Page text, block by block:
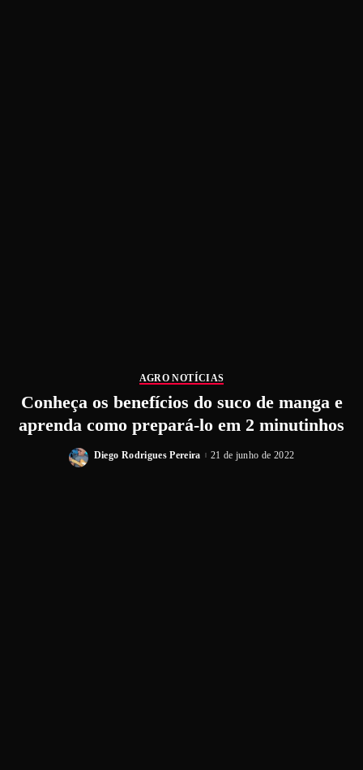
AGRO NOTÍCIAS
Conheça os benefícios do suco de manga e
aprenda como prepará-lo em 2 minutinhos
Diego Rodrigues Pereira 21 de junho de 2022